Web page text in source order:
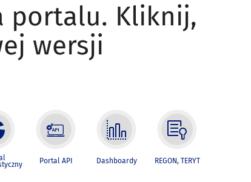
portalu. Kliknij,
wersji
Portal API Dashboardy REGON, TERYT